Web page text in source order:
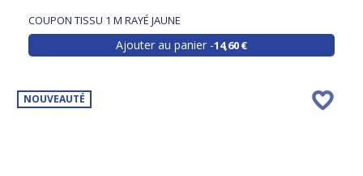
COUPON TISSU 1 M RAYÉ JAUNE
Ajouter au panier 14,60 €
NOUVEAUTÉ